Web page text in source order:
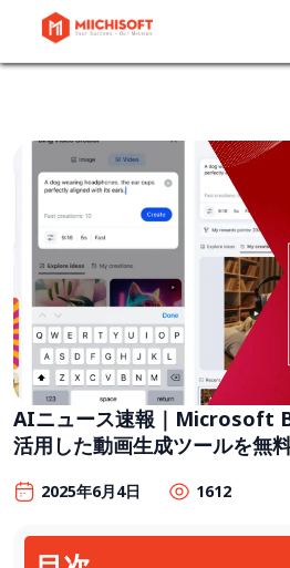
AIニュース速報｜Microsoft
活用した動画生成ツールを無
2025年6月4日 1612